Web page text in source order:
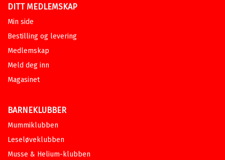
DITT MEDLEMSKAP
Min side
Bestilling og levering
Medlemskap
Meld deg inn
Magasinet
BARNEKLUBBER
Mummiklubben
Leseløveklubben
Musse & Helium-klubben